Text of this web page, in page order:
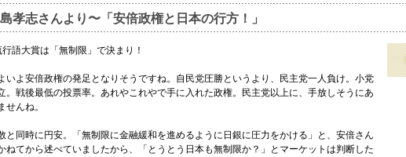
孝志さんより〜「安倍政権と日本の行方！」
行語大賞は「無制限」で決まり！
いよ安倍政権の発足となりそうですね。自民党圧勝というより、民主党一人負け。小党
。戦後最低の投票率。あれやこれやで手に入れた政権。民主党以上に、手放しそうにあ
せんね。
と同時に円安。「無制限に金融緩和を進めるように日銀に圧力をかける」と、安倍さん
ねてから述べていましたから、「とうとう日本も無制限か？」とマーケットは判断した